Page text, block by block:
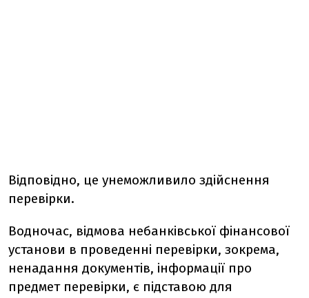
Відповідно, це унеможливило здійснення
перевірки.
Водночас, відмова небанківської фінансової
установи в проведенні перевірки, зокрема,
ненадання документів, інформації про
предмет перевірки, є підставою для